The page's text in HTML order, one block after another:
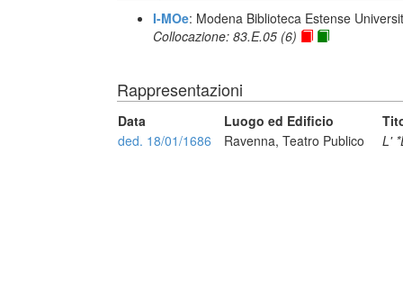
I-MOe: Modena Biblioteca Estense
Collocazione: 83.E.05 (6)
Rappresentazioni
Data Luogo ed Edificio
ded. 18/01/1686
Ravenna, Teatro Publico L'